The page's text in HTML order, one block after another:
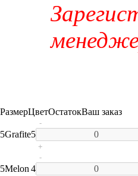
РазмерЦветОстатокВаш заказ
5Grafite5
-
+
5Melon 4
-